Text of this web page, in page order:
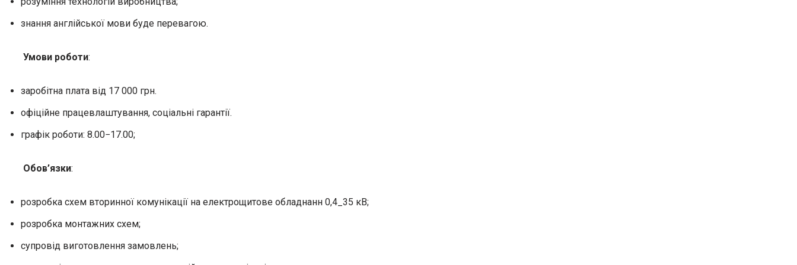
знання англійської мови буде перевагою.
Умови роботи:
заробітна плата від 17 000 грн.
офіційне працевлаштування, соціальні гарантії.
графік роботи: 8.00−17.00;
Обов’язки:
розробка схем вторинної комунікації на електрощитове обладнанн 0,4_35 кВ;
розробка монтажних схем;
супровід виготовлення замовлень;